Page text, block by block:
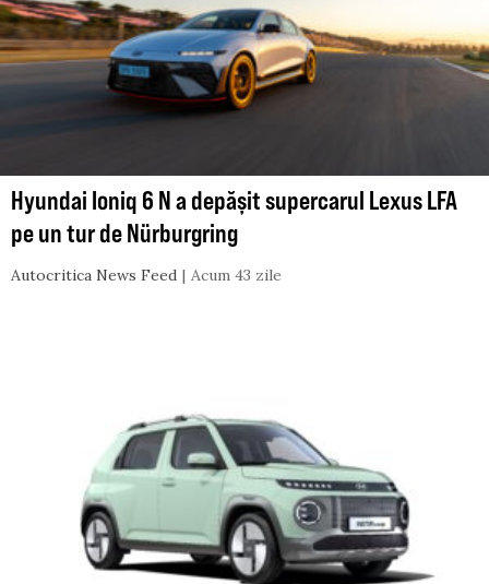
Hyundai Ioniq 6 N a depășit supercarul Lexus LFA
pe un tur de Nürburgring
Autocritica News Feed Acum 43 zile